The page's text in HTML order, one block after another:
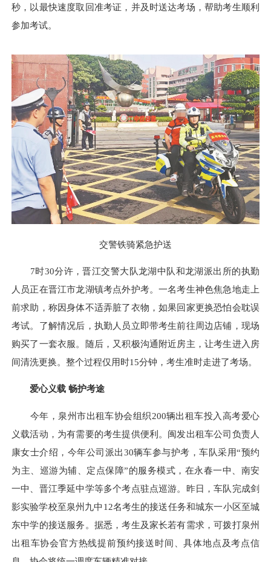
秒，以最快速度取回准考证，并及时送达考场，帮助考生顺利
参加考试。
交警铁骑紧急护送
7时30分许，晋江交警大队龙湖中队和龙湖派出所的执勤
人员正在晋江市龙湖镇考点外护考。一名考生神色焦急地走上
前求助，称因身体不适弄脏了衣物，如果回家更换恐怕会耽误
考试。了解情况后，执勤人员立即带考生前往周边店铺，现场
购买了一套衣服。随后，又积极沟通附近房主，让考生进入房
间清洗更换。整个过程仅用时15分钟，考生准时走进了考场。
爱心义载 畅护考途
今年，泉州市出租车协会组织200辆出租车投入高考爱心
义载活动，为有需要的考生提供便利。闽发出租车公司负责人
康女士介绍，今年公司派出30辆车参与护考，车队采用“预约
为主、巡游为辅、定点保障”的服务模式，在永春一中、南安
一中、晋江季延中学等多个考点驻点巡游。昨日，车队完成剑
影实验学校至泉州九中12名考生的接送任务和城东一小区至城
东中学的接送服务。据悉，考生及家长若有需求，可拨打泉州
出租车协会官方热线提前预约接送时间、具体地点及考点信